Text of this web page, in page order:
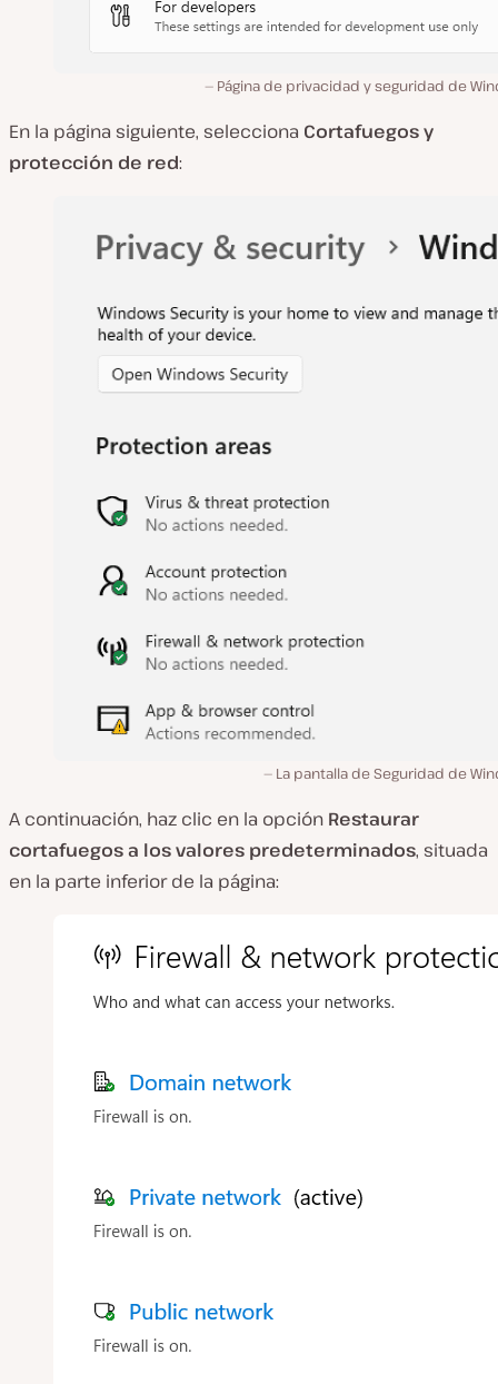
Página de privacidad y seguridad de
En la página siguiente, selecciona Cortafuegos y
protección de red:
La pantalla de Seguridad de
A continuación, haz clic en la opción Restaurar
cortafuegos a los valores predeterminados, situada
en la parte inferior de la página: